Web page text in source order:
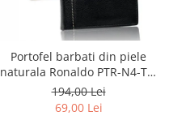
Portofel barbati din piele
naturala Ronaldo PTR-N4-TP-
RON-1588
194,00 Lei
69,00 Lei